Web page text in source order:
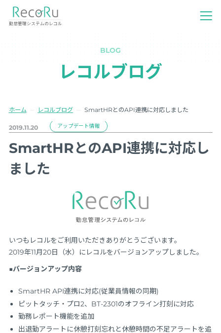
勤怠管理システムのレコル
BLOG
レコルブログ
ホーム レコルブログ SmartHRとのAPI連携に対応しました
2019.11.20 アップデート情報
SmartHRとのAPI連携に対応し
ました
いつもレコルをご利用いただきありがとうございます。
2019年11月20日（水）にレコルをバージョンアップしました。
■バージョンアップ内容
SmartHR API連携に対応(従業員情報の同期)
ピットタッチ・プロ2、BT-2301のオフライン打刻に対応
勤務レポート機能を追加
出退勤アラートに休憩打刻忘れと休憩時間の不足アラートを追